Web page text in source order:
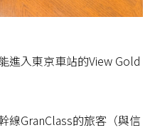
進入東京車站的View Gold
線GranClass的旅客（與信